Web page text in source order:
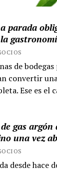
parada
de
convertir
Ese es el
gas argón
una vez
desde hace